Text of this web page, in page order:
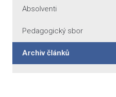
Absolventi
Pedagogický sbor
Archiv článků